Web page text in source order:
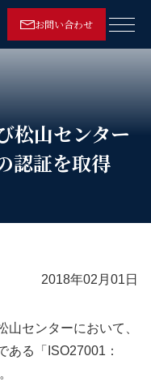
お問い合わせ
メニ
松山センター
認証を取得
2018年02月01日
センターにおいて、
ある「ISO27001：